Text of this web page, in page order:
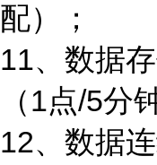
配）；
11、数据
（1点/5分
12、数据